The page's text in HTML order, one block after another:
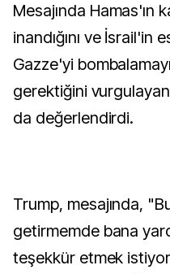
Mesajında Hamas'ın
inandığını ve İsrail'in
Gazze'yi
gerektiğini vurgulayan
da değerlendirdi.
Trump, mesajında,
getirmemde bana
teşekkür etmek